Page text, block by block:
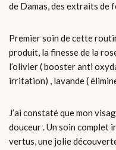
de Damas, des extraits de
Premier soin de cette
produit, la finesse de la
l’olivier ( booster anti
irritation) , lavande (
J’ai constaté que mon
douceur . Un soin complet
vertus, une jolie